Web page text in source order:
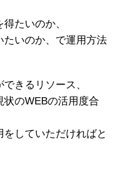
たいのか、
たいのか、で運用方法
きるリソース、
のWEBの活用度合
していただければと